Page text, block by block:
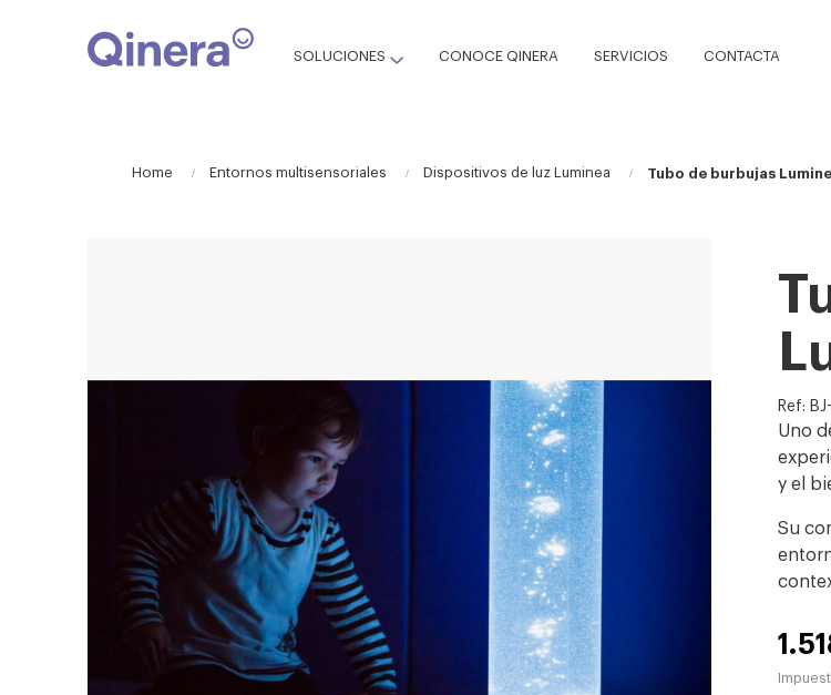
SOLUCIONES CONOCE QINERA SERVICIOS CONTACTA
Home Entornos multisensoriales Dispositivos de luz Luminea Tubo de burbujas
Ref:
Uno
y el
Su